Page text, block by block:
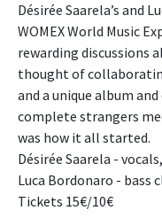
Désirée Saarela’s and
WOMEX World Music
rewarding discussions
thought of
and a unique album
complete strangers
was how it all started.
Désirée Saarela -
Luca Bordonaro - bass